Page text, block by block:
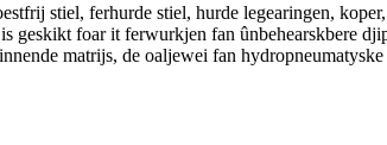
stiel, ferhurde stiel, hurde legearingen,
geskikt foar it ferwurkjen fan ûnbehearskbere
matrijs, de oaljewei fan